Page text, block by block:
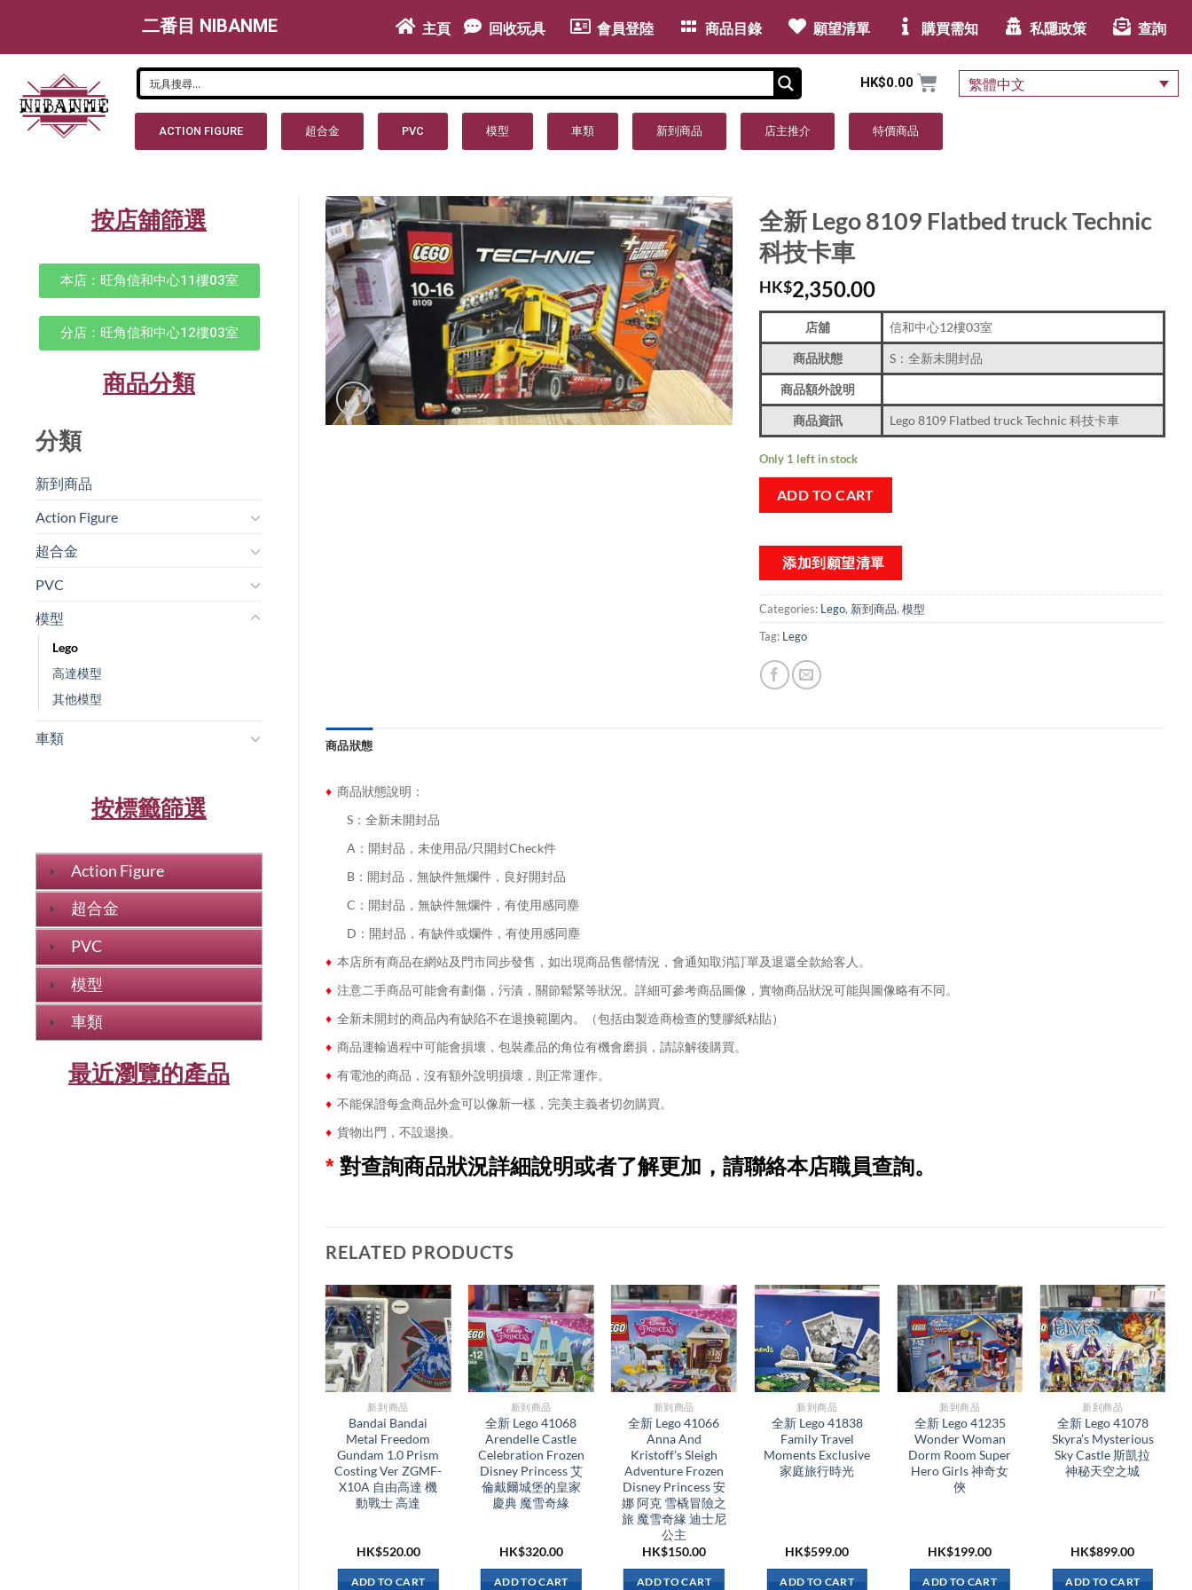
二番目 NIBANME 主頁 回收玩具 會員登陸 商品目錄 願望清單 購買需知 私隱政策 查詢
HK$0.00 繁體中文
ACTION FIGURE 超合金 PVC 模型 車類 新到商品 店主推介 特價商品
按店舖篩選
本店：旺角信和中心11樓03室
分店：旺角信和中心12樓03室
商品分類
分類
新到商品​
Action Figure
超合金
PVC
模型
Lego
高達模型
其他模型
車類
按標籤篩選
Action Figure
超合金
PVC
模型
車類
最近瀏覽的產品
全新 Lego 8109 Flatbed truck Technic
科技卡車
HK$2,350.00
店舖 信和中心12樓03室
商品狀態 S：全新未開封品
商品額外說明
商品資訊 Lego 8109 Flatbed truck Technic 科技卡車
Only 1 left in stock
ADD TO CART
添加到願望清單
Categories: Lego, 新到商品​, 模型
Tag: Lego
商品狀態
♦ 商品狀態說明：
S：全新未開封品
A：開封品，未使用品/只開封Check件
B：開封品，無缺件無爛件，良好開封品
C：開封品，無缺件無爛件，有使用感同塵
D：開封品，有缺件或爛件，有使用感同塵
♦ 本店所有商品在網站及門市同步發售，如出現商品售罄情況，會通知取消訂單及退還全款給客人。
♦ 注意二手商品可能會有劃傷，污漬，關節鬆緊等狀況。詳細可參考商品圖像，實物商品狀況可能與圖像略有不同。
♦ 全新未開封的商品內有缺陷不在退換範圍內。（包括由製造商檢查的雙膠紙粘貼）
♦ 商品運輸過程中可能會損壞，包裝產品的角位有機會磨損，請諒解後購買。
♦ 有電池的商品，沒有額外說明損壞，則正常運作。
♦ 不能保證每盒商品外盒可以像新一樣，完美主義者切勿購買。
♦ 貨物出門，不設退換。
* 對查詢商品狀況詳細說明或者了解更加，請聯絡本店職員查詢。
RELATED PRODUCTS
新到商品​
Bandai Bandai
Metal Freedom
Gundam 1.0 Prism
Costing Ver ZGMF-
X10A 自由高達 機
動戰士 高達
HK$520.00
ADD TO CART
新到商品​
全新 Lego 41068
Arendelle Castle
Celebration Frozen
Disney Princess 艾
倫戴爾城堡的皇家
慶典 魔雪奇緣
HK$320.00
ADD TO CART
新到商品​
全新 Lego 41066
Anna And
Kristoff’s Sleigh
Adventure Frozen
Disney Princess 安
娜 阿克 雪橇冒險之
旅 魔雪奇緣 迪士尼
公主
HK$150.00
ADD TO CART
新到商品​
全新 Lego 41838
Family Travel
Moments Exclusive
家庭旅行時光
HK$599.00
ADD TO CART
新到商品​
全新 Lego 41235
Wonder Woman
Dorm Room Super
Hero Girls 神奇女
俠
HK$199.00
ADD TO CART
新到商品​
全新 Lego 41078
Skyra’s Mysterious
Sky Castle 斯凱拉
神秘天空之城
HK$899.00
ADD TO CART